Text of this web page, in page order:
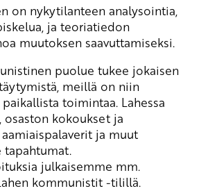
on nykytilanteen analysointia,
ja teoriatiedon
muutoksen saavuttamiseksi.
puolue tukee jokaisen
meillä on niin
toimintaa. Lahessa
kokoukset ja
ja muut
tapahtumat.
julkaisemme mm.
kommunistit -tilillä.